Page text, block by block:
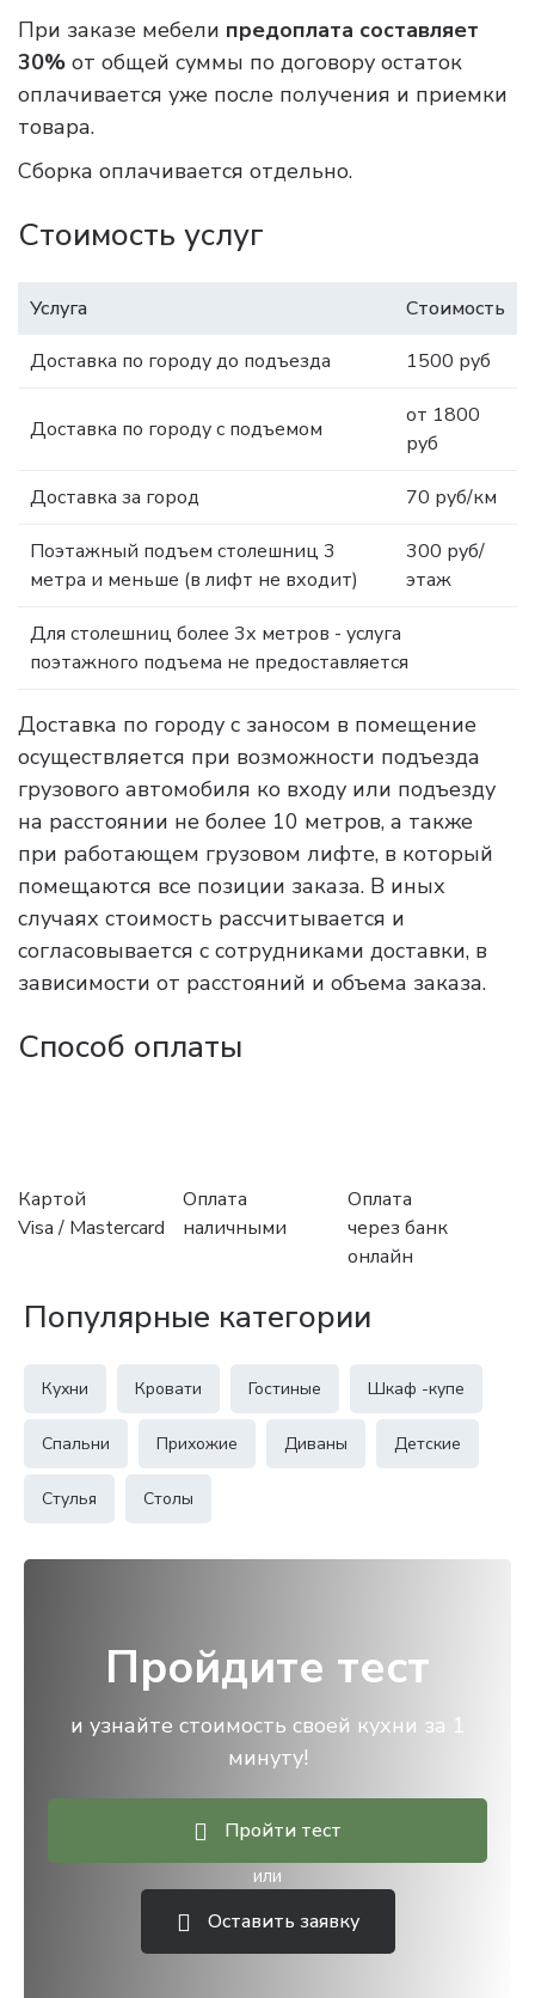
При заказе мебели предоплата составляет
30% от общей суммы по договору остаток
оплачивается уже после получения и приемки
товара.
Сборка оплачивается отдельно.
Стоимость услуг
Услуга
Стоимость
Доставка по городу до подъезда
1500 руб
Доставка по городу с подъемом
от 1800
руб
Доставка за город 70 руб/км
Поэтажный подъем столешниц 3
метра и меньше (в лифт не входит)
300 руб/
этаж
Для столешниц более 3х метров - услуга
поэтажного подъема не предоставляется
Доставка по городу с заносом в помещение
осуществляется при возможности подъезда
грузового автомобиля ко входу или подъезду
на расстоянии не более 10 метров, а также
при работающем грузовом лифте, в который
помещаются все позиции заказа. В иных
случаях стоимость рассчитывается и
согласовывается с сотрудниками доставки, в
зависимости от расстояний и объема заказа.
Способ оплаты
Картой
Visa / Mastercard
Оплата
наличными
Оплата
через банк
онлайн
Популярные категории
Кухни Кровати Гостиные Шкаф -купе
Спальни Прихожие Диваны Детские
Стулья Столы
Пройдите тест
и узнайте стоимость своей кухни за 1
минуту!
Пройти тест
или
Оставить заявку